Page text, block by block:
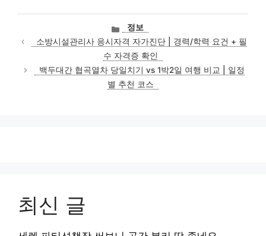
카
테
고
리
정보
소방시설관리사 응시자격 자가진단 | 경력/학력 요건 + 필
수 자격증 확인
백두대간 협곡열차 당일치기 vs 1박2일 여행 비교 | 일정
별 추천 코스
최신 글